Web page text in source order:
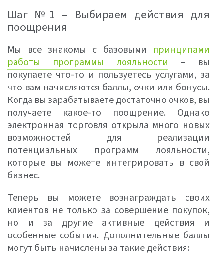
Шаг №1 – Выбираем действия для
поощрения
Мы все знакомы с базовыми принципами
работы программы лояльности – вы
покупаете что-то и пользуетесь услугами, за
что вам начисляются баллы, очки или бонусы.
Когда вы зарабатываете достаточно очков, вы
получаете какое-то поощрение. Однако
электронная торговля открыла много новых
возможностей для реализации
потенциальных программ лояльности,
которые вы можете интегрировать в свой
бизнес.
Теперь вы можете вознаграждать своих
клиентов не только за совершение покупок,
но и за другие активные действия и
особенные события. Дополнительные баллы
могут быть начислены за такие действия: